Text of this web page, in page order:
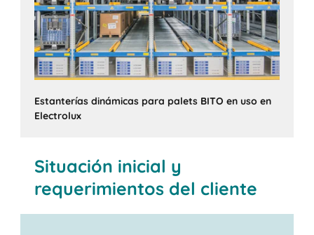
Estanterías dinámicas para palets BITO en uso en
Electrolux
Situación inicial y
requerimientos del cliente